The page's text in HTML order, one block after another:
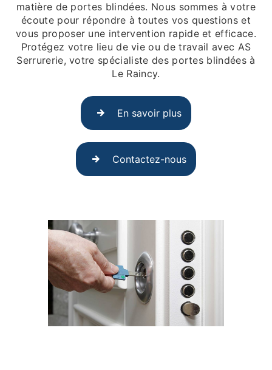
matière de portes blindées. Nous sommes à votre
écoute pour répondre à toutes vos questions et
vous proposer une intervention rapide et efficace.
Protégez votre lieu de vie ou de travail avec AS
Serrurerie, votre spécialiste des portes blindées à
Le Raincy.
En savoir plus
Contactez-nous